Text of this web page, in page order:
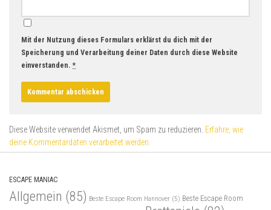
Mit der Nutzung dieses Formulars erklärst du dich mit der
Speicherung und Verarbeitung deiner Daten durch diese Website
einverstanden. *
Diese Website verwendet Akismet, um Spam zu reduzieren. Erfahre, wie
deine Kommentardaten verarbeitet werden.
ESCAPE MANIAC
Allgemein (85) Beste Escape Room Hannover (5) Beste Escape Room